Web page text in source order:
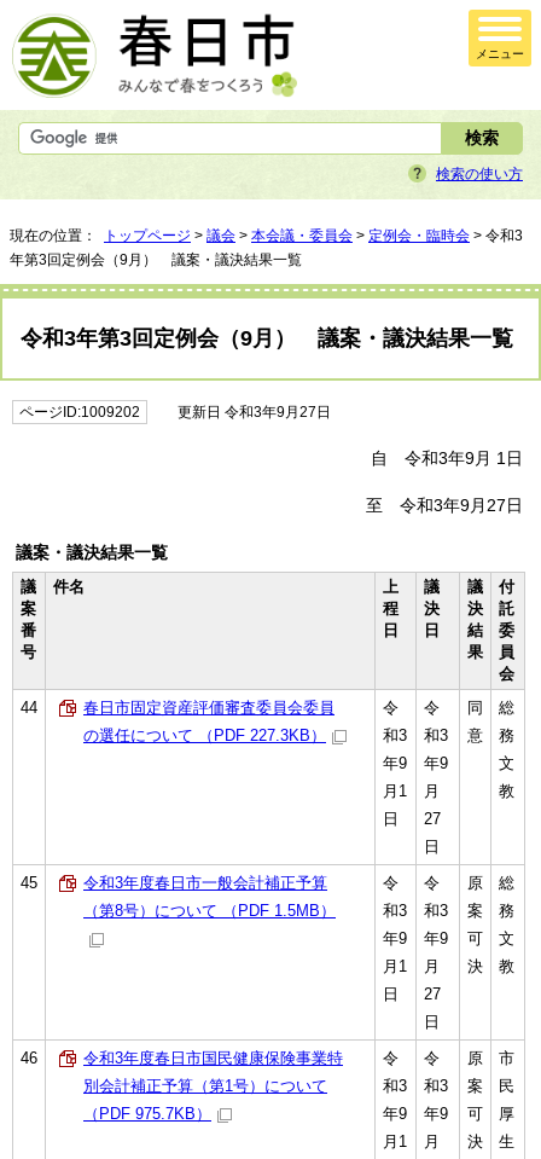
メニュー
検索の使い方
現在の位置： トップページ > 議会 > 本会議・委員会 > 定例会・臨時会 > 令和3
年第3回定例会（9月） 議案・議決結果一覧
令和3年第3回定例会（9月） 議案・議決結果一覧
ページID:1009202 更新日 令和3年9月27日
自 令和3年9月 1日
至 令和3年9月27日
議案・議決結果一覧
議
案
番
号
件名
上
程
日
議
決
日
議
決
結
果
付
託
委
員
会
44
春日市固定資産評価審査委員会委員
の選任について （PDF 227.3KB）
令
和3
年9
月1
日
令
和3
年9
月
27
日
同
意
総
務
文
教
45
令和3年度春日市一般会計補正予算
（第8号）について （PDF 1.5MB）
令
和3
年9
月1
日
令
和3
年9
月
27
日
原
案
可
決
総
務
文
教
46
令和3年度春日市国民健康保険事業特
別会計補正予算（第1号）について
（PDF 975.7KB）
令
和3
年9
月1
令
和3
年9
月
原
案
可
決
市
民
厚
生